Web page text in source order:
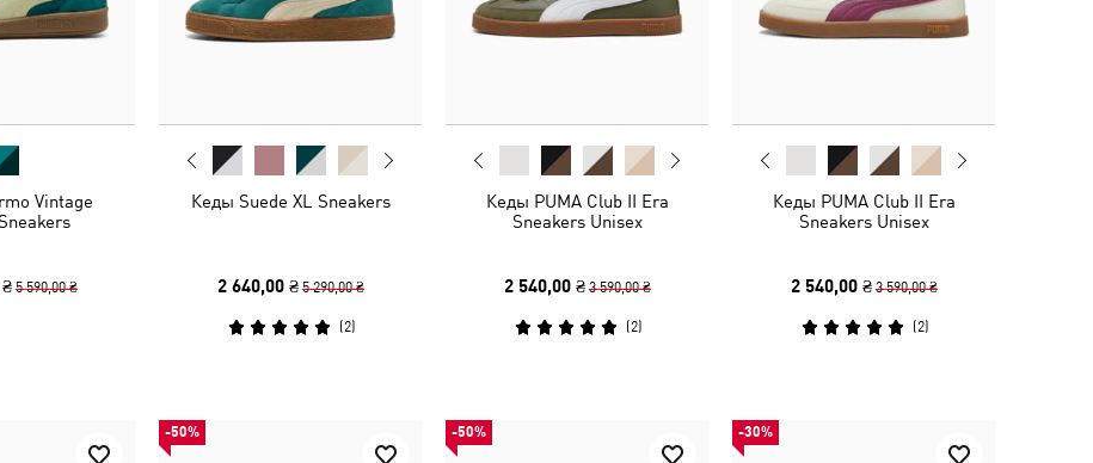
Vintage
5 590,00 ₴
Кеды Suede XL Sneakers
2 640,00 ₴ 5 290,00 ₴
(2)
Кеды PUMA Club II Era
Sneakers Unisex
2 540,00 ₴ 3 590,00 ₴
(2)
Кеды PUMA Club II Era
Sneakers Unisex
2 540,00 ₴ 3 590,00 ₴
(2)
-50% -50% -30%